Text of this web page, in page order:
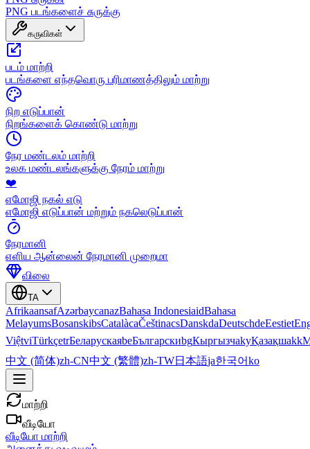
PNG படங்களைச் சுருக்கு
கருவிகள்
படம் மாற்றி
படங்களை எந்தவொரு பரிமாணத்திலும் மாற்று
நிற எடுப்பான்
நிறங்களைக் கொண்டு மாற்று
நேர மண்டலம் மாற்றி
உலக மண்டலங்களுக்கு நேரம் மாற்று
❤️
எமோஜி நகல் எடு
எமோஜி எடுப்பான் மற்றும் நகலெடுப்பான்
நேரமானி
எளிய ஆன்லைன் நேரமானி முறைமா
விலை
TA
AfrikaansafAzərbaycanazBahasa IndonesiaidBahasa
MelayumsBosanskibsCatalàcaČeštinacsDanskdaDeutschdeEestiet
ViệtviTürkçetrБеларускаяbeБългарскиbgКыргызчаkyҚазақшаkk
中文 (简体)zh-CN中文 (繁體)zh-TW日本語ja한국어ko
மாற்றி
வீடியோ
வீடியோ மாற்றி